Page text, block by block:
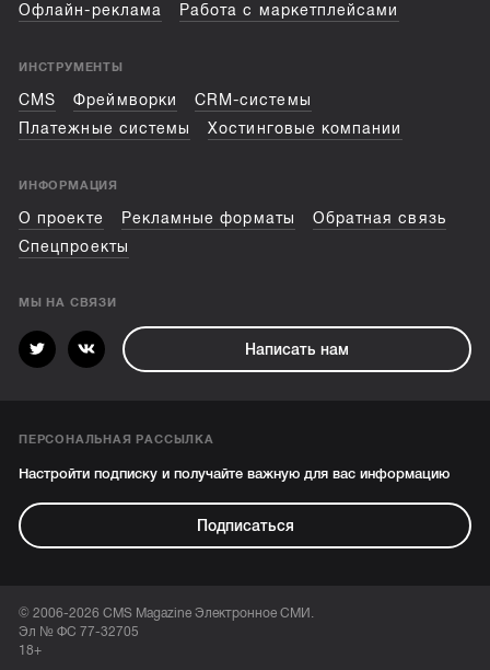
Офлайн-реклама
Работа с маркетплейсами
ИНСТРУМЕНТЫ
CMS Фреймворки
CRM-системы
Платежные системы
Хостинговые компании
ИНФОРМАЦИЯ
О проекте Рекламные форматы
Обратная связь
Спецпроекты
МЫ НА СВЯЗИ
Написать нам
ПЕРСОНАЛЬНАЯ РАССЫЛКА
Настройти подписку и получайте важную для вас информацию
Подписаться
© 2006-2026 CMS Magazine Электронное СМИ.
Эл № ФС 77-32705
18+